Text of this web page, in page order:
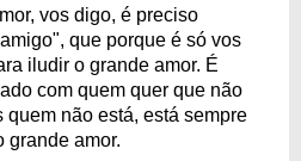
vos digo, é preciso
que porque é só vos
iludir o grande amor. É
com quem quer que não
não está, está sempre
grande amor.